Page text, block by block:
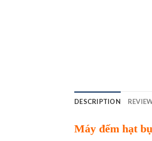
DESCRIPTION
Máy đếm hạt